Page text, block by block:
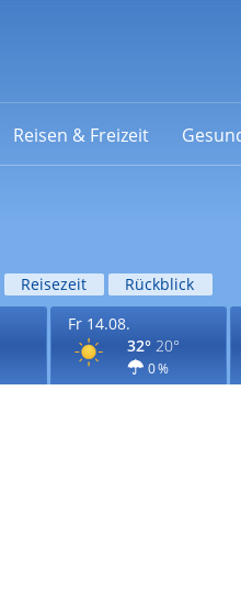
Reisen & Freizeit
Reisezeit
Rückblick
Fr 14.08.
32° 20°
0 %